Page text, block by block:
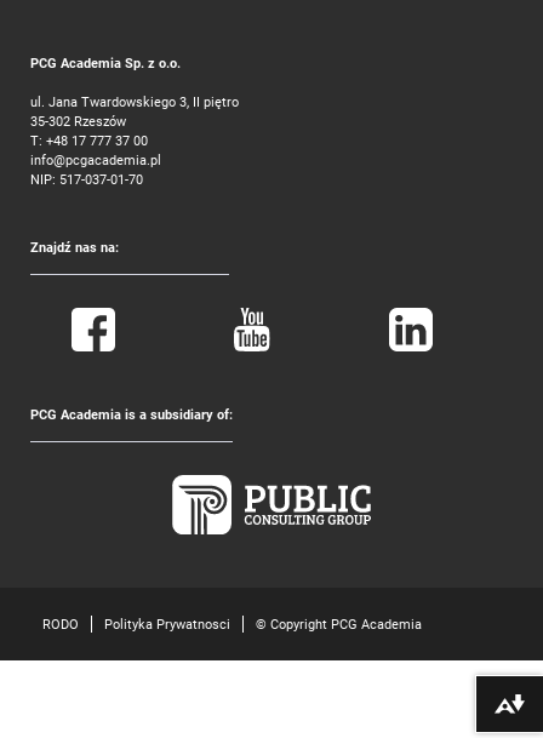
PCG Academia Sp. z o.o.
ul. Jana Twardowskiego 3, II piętro
35-302 Rzeszów
T: +48 17 777 37 00
info@pcgacademia.pl
NIP: 517-037-01-70
Znajdź nas na:
PCG Academia is a subsidiary of:
RODO Polityka Prywatnosci © Copyright PCG Academia
Pobierz